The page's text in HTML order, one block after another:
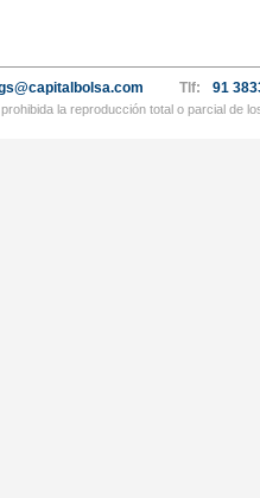
Tlf: 91
la reproducción total o parcial de